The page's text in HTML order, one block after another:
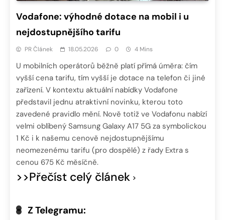
Vodafone: výhodné dotace na mobil i u
nejdostupnějšího tarifu
PR Článek 18.05.2026 0 4 Mins
U mobilních operátorů běžně platí přímá úměra: čím
vyšší cena tarifu, tím vyšší je dotace na telefon či jiné
zařízení. V kontextu aktuální nabídky Vodafone
představil jednu atraktivní novinku, kterou toto
zavedené pravidlo mění. Nově totiž ve Vodafonu nabízí
velmi oblíbený Samsung Galaxy A17 5G za symbolickou
1 Kč i k našemu cenově nejdostupnějšímu
neomezenému tarifu (pro dospělé) z řady Extra s
cenou 675 Kč měsíčně.
>>Přečíst celý článek
Z Telegramu: